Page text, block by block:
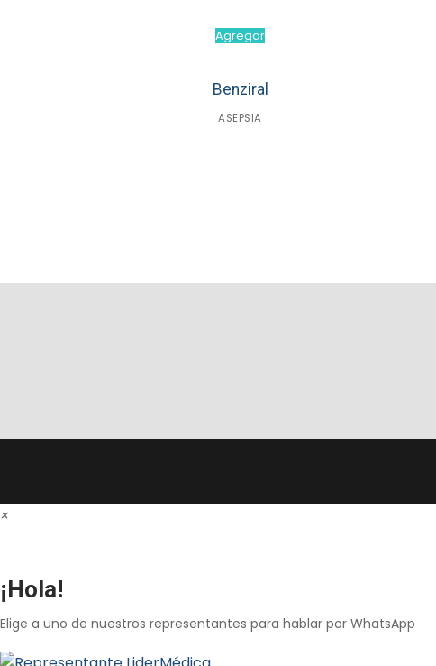
Agregar
Benziral
ASEPSIA
×
¡Hola!
Elige a uno de nuestros representantes para hablar por WhatsApp